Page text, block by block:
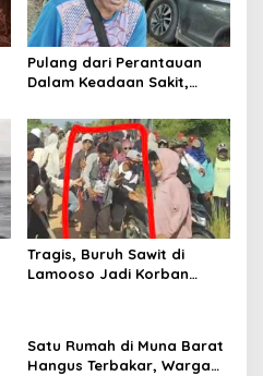
Pulang dari Perantauan
Dalam Keadaan Sakit,
Diterlantarkan Istri
Tragis, Buruh Sawit di
Lamooso Jadi Korban
Satu Rumah di Muna Barat
Hangus Terbakar, Warga